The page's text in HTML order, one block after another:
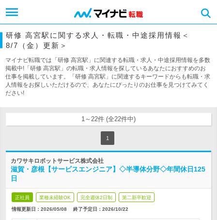
研修 高宮駅に関する求人・転職・中途採用情報＜
8/7（金）更新＞
マイナビ転職では「研修 高宮駅」に関連する転職・求人・中途採用情報を多数
掲載中!「研修 高宮駅」の転職・求人情報を探しているあなたにおすすめのお
仕事を掲載しています。「研修 高宮駅」に関連するキーワードからも転職・求
人情報をお探しいただけるので、あなたにぴったりのお仕事を見つけてみてく
ださい!
1～22件 (全22件中)
1
カワサキロボットサービス株式会社
滋賀・彦根【サービスエンジニア】◇半導体分野◇年間休日125
日
正社員 業種未経験OK 完全週休2日制 第二新卒歓迎
情報更新日：2026/05/08 終了予定日： 2026/10/22